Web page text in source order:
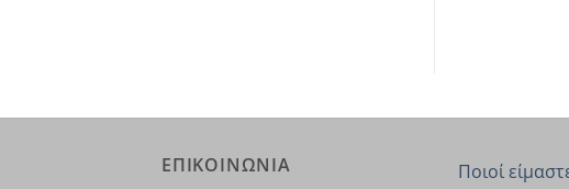
ΕΠΙΚΟΙΝΩΝΙΑ
Ποιοί